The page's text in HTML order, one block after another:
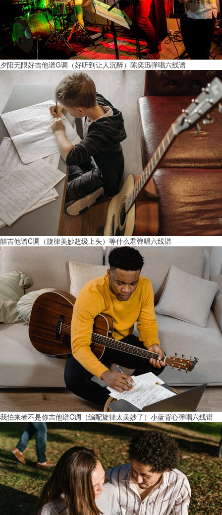
夕阳无限好吉他谱G调（好听到让人沉醉）陈奕迅弹唱六线谱
囍吉他谱C调（旋律美妙超级上头）等什么君弹唱六线谱
我怕来者不是你吉他谱C调（编配旋律太美妙了）小蓝背心弹唱六线谱